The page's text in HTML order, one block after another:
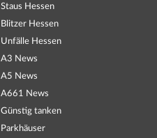
Staus Hessen
Blitzer Hessen
Unfälle Hessen
A3 News
A5 News
A661 News
Günstig tanken
Parkhäuser